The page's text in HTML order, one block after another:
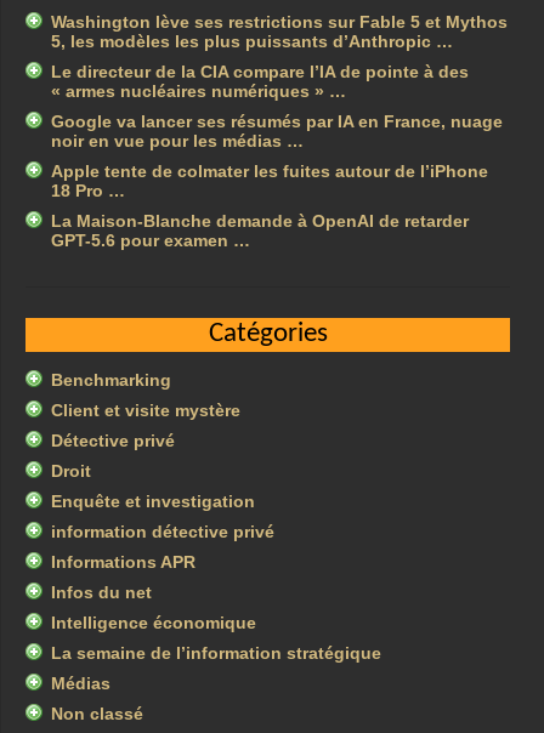
Washington lève ses restrictions sur Fable 5 et Mythos
5, les modèles les plus puissants d’Anthropic …
Le directeur de la CIA compare l’IA de pointe à des
« armes nucléaires numériques » …
Google va lancer ses résumés par IA en France, nuage
noir en vue pour les médias …
Apple tente de colmater les fuites autour de l’iPhone
18 Pro …
La Maison-Blanche demande à OpenAI de retarder
GPT-5.6 pour examen …
Catégories
Benchmarking
Client et visite mystère
Détective privé
Droit
Enquête et investigation
information détective privé
Informations APR
Infos du net
Intelligence économique
La semaine de l’information stratégique
Médias
Non classé